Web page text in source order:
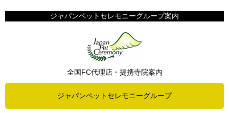
ジャパンペットセレモニーグループ案内
全国FC代理店・提携寺院案内
ジャパンペットセレモニーグループ